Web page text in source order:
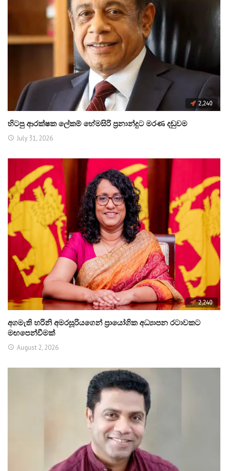
2,240
හිටපු ආරක්ෂක ලේකම් හේමසිරි ප්‍රනාන්දුට මරණ දඬුවම
July 31, 2026
2,240
අගමැති හරිනි අමරසූරියගෙන් ප්‍රායෝගික අධ්‍යාපන රටාවකට
මඟපෙන්වීමක්
August 2, 2026